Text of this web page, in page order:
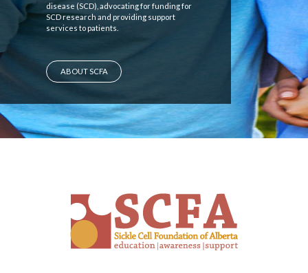
disease (SCD), advocating for funding for
SCD research and providing support
services to patients.
ABOUT SCFA